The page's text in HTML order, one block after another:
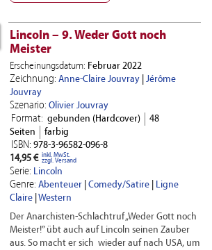
Lincoln – 9. Weder Gott noch
Meister
Erscheinungsdatum: Februar 2022
Zeichnung: Anne-Claire Jouvray| Jérôme
Jouvray
Szenario: Olivier Jouvray
Format: gebunden (Hardcover)
48
Seiten
farbig
ISBN: 978-3-96582-096-8
14,95 € inkl. MwSt.
zzgl. Versand
Serie: Lincoln
Genre: Abenteuer| Comedy/Satire|
Ligne
Claire| Western
Der Anarchisten-Schlachtruf „Weder Gott noch
Meister!” übt auch auf Lincoln seinen Zauber
aus. So macht er sich wieder auf nach USA, um